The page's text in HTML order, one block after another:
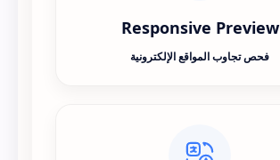
Responsive Preview
فحص تجاوب المواقع الإلكترونية